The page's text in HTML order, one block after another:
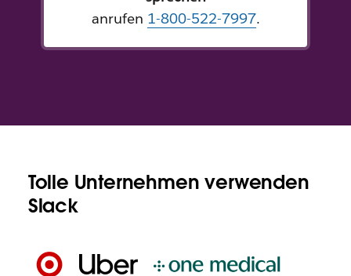
anrufen 1-800-522-7997.
Tolle Unternehmen verwenden
Slack